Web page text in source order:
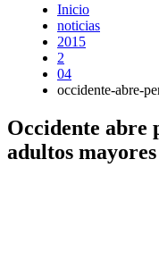
Inicio
noticias
2015
2
04
occidente-abre-
Occidente abre
adultos mayores